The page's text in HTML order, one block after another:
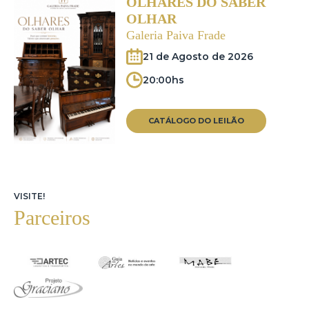
OLHAR
Galeria Paiva Frade
21 de Agosto de 2026
20:00hs
CATÁLOGO DO LEILÃO
VISITE!
Parceiros